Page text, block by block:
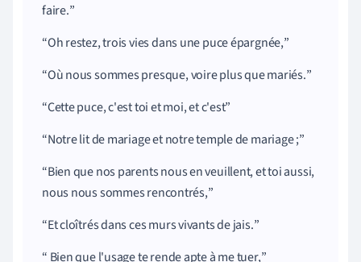
faire.
Oh restez, trois vies dans une puce épargnée,
Où nous sommes presque, voire plus que mariés.
Cette puce, c'est toi et moi, et c'est
Notre lit de mariage et notre temple de mariage ;
Bien que nos parents nous en veuillent, et toi aussi,
nous nous sommes rencontrés,
Et cloîtrés dans ces murs vivants de jais.
Bien que l'usage te rende apte à me tuer,